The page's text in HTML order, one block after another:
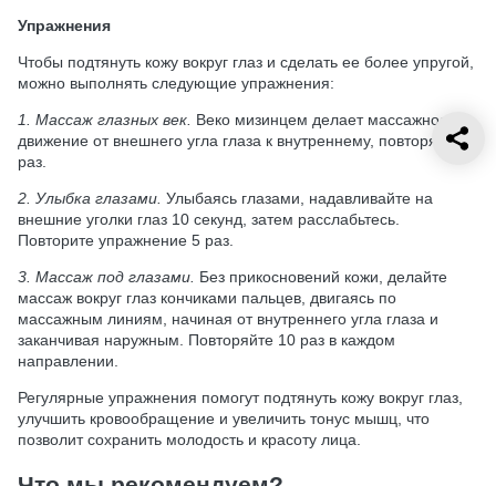
Упражнения
Чтобы подтянуть кожу вокруг глаз и сделать ее более упругой,
можно выполнять следующие упражнения:
1. Массаж глазных век. Веко мизинцем делает массажное
движение от внешнего угла глаза к внутреннему, повторяя 10
раз.
2. Улыбка глазами. Улыбаясь глазами, надавливайте на
внешние уголки глаз 10 секунд, затем расслабьтесь.
Повторите упражнение 5 раз.
3. Массаж под глазами. Без прикосновений кожи, делайте
массаж вокруг глаз кончиками пальцев, двигаясь по
массажным линиям, начиная от внутреннего угла глаза и
заканчивая наружным. Повторяйте 10 раз в каждом
направлении.
Регулярные упражнения помогут подтянуть кожу вокруг глаз,
улучшить кровообращение и увеличить тонус мышц, что
позволит сохранить молодость и красоту лица.